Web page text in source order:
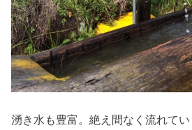
湧き水も豊富。絶え間なく流れてい